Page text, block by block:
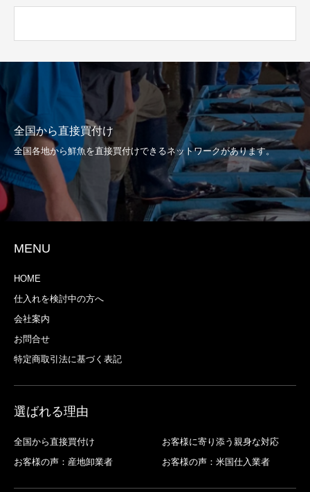
全国から直接買付け
全国各地から鮮魚を直接買付けできるネットワークがあります。
MENU
HOME
仕入れを検討中の方へ
会社案内
お問合せ
特定商取引法に基づく表記
選ばれる理由
全国から直接買付け
お客様に寄り添う親身な対応
お客様の声：産地卸業者
お客様の声：米国仕入業者